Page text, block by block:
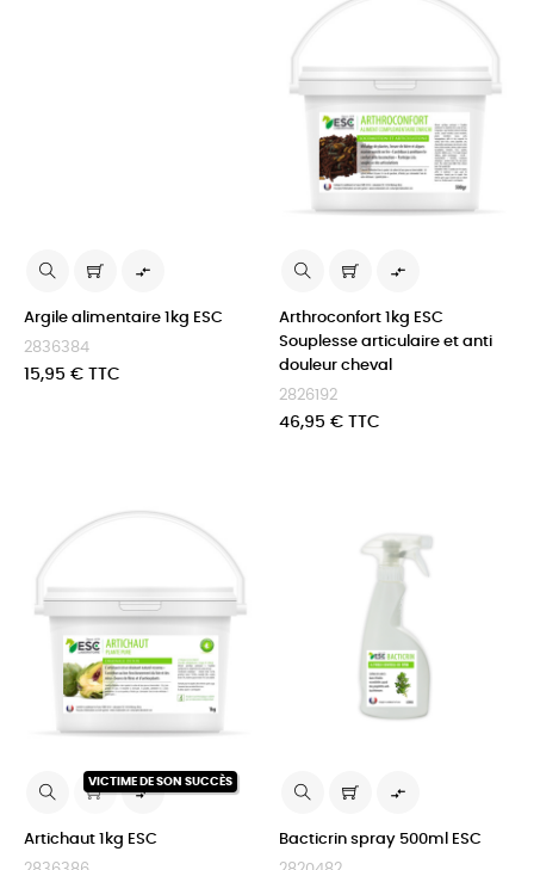

Argile alimentaire 1kg ESC
2836384
Prix
15,95 € TTC

Arthroconfort 1kg ESC
Souplesse articulaire et anti
douleur cheval
2826192
Prix
46,95 € TTC
VICTIME DE SON SUCCÈS

Artichaut 1kg ESC

Bacticrin spray 500ml ESC